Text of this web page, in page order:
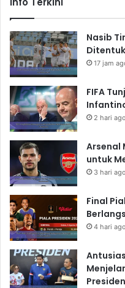
Nasib
17 jam
FIFA
2 hari ago
Arsenal
untuk
3 hari ago
Final
4 hari ago